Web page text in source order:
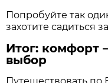
Попробуйте так
захотите садиться
Итог: комфорт
выбор